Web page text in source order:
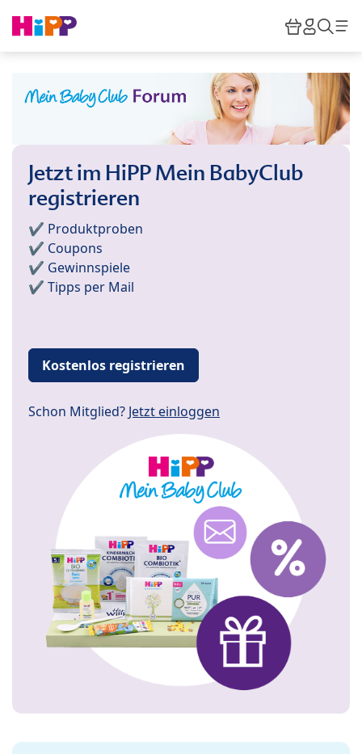
HiPP
Jetzt im HiPP Mein BabyClub
registrieren
✔️ Produktproben
✔️ Coupons
✔️ Gewinnspiele
✔️ Tipps per Mail
Kostenlos registrieren
Schon Mitglied? Jetzt einloggen